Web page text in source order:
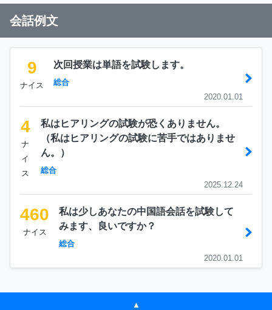
会話例文
9
ナイス
次回授業は単語を試験します。
総合
2020.01.01
4
ナ
イ
ス
私はヒアリングの試験が恐くありません。
（私はヒアリングの試験に苦手ではありませ
ん。）
総合
2025.12.24
460
ナイス
私は少しあなたの中国語会話を試験して
みます、良いですか？
総合
2020.01.01
▲